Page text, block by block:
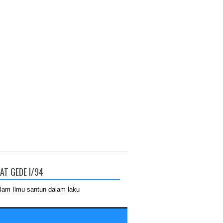
GEDE I/94
Ilmu santun dalam laku